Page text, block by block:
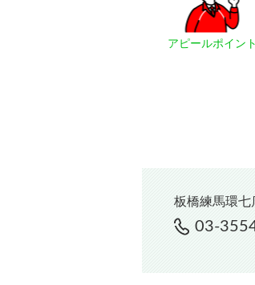
アピールポイント
板橋練馬環七
03-